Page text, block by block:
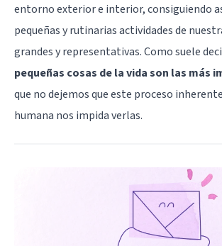
entorno exterior e interior, consiguiendo
pequeñas y rutinarias actividades de
grandes y representativas. Como suele
pequeñas cosas de la vida son las más
que no dejemos que este proceso
humana nos impida verlas.